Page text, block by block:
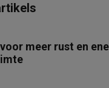
meer rust en